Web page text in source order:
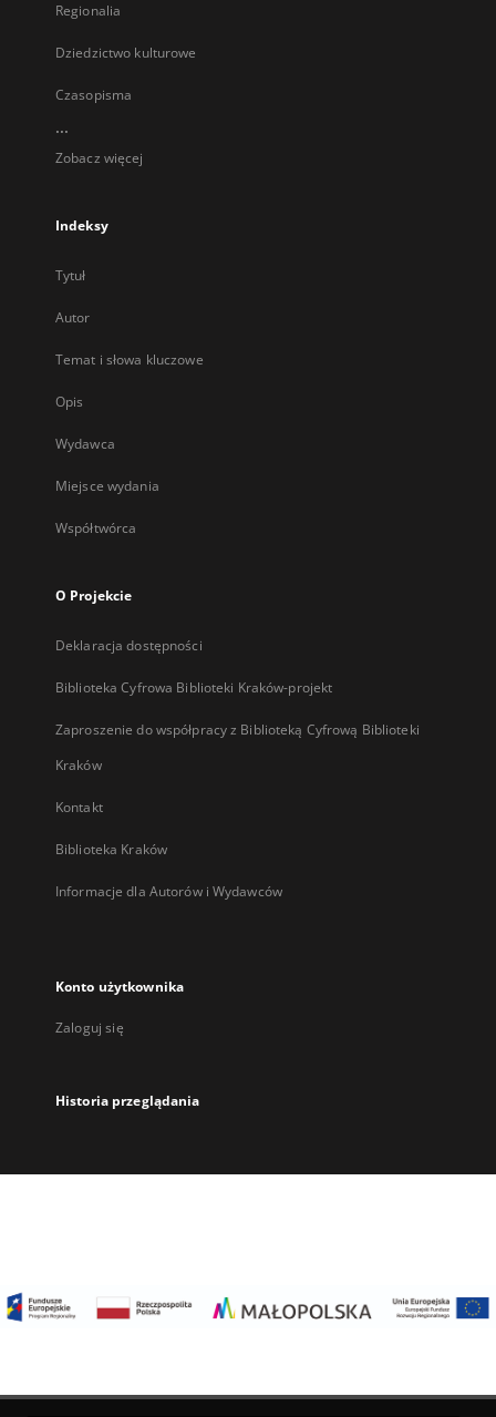
Regionalia
Dziedzictwo kulturowe
Czasopisma
...
Zobacz więcej
Indeksy
Tytuł
Autor
Temat i słowa kluczowe
Opis
Wydawca
Miejsce wydania
Współtwórca
O Projekcie
Deklaracja dostępności
Biblioteka Cyfrowa Biblioteki Kraków-projekt
Zaproszenie do współpracy z Biblioteką Cyfrową Biblioteki
Kraków
Kontakt
Biblioteka Kraków
Informacje dla Autorów i Wydawców
Konto użytkownika
Zaloguj się
Historia przeglądania